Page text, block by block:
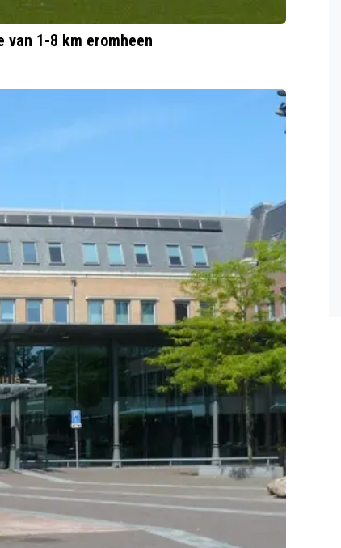
van 1-8 km eromheen